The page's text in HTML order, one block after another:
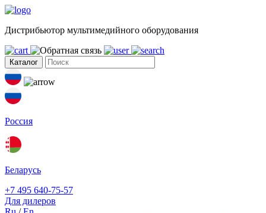
Дистрибьютор мультимедийного оборудования
Каталог
Россия
Беларусь
+7 495 640-75-57
Для дилеров